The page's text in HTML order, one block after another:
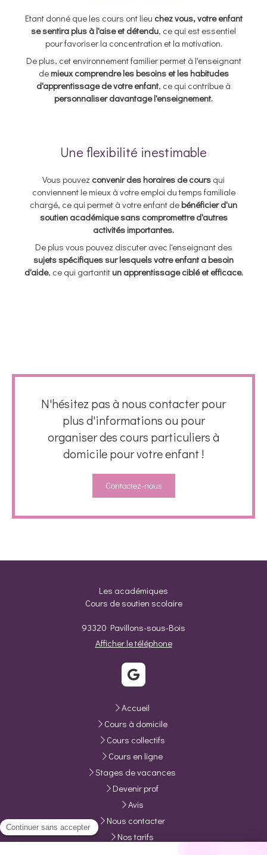
Etant donné que les cours ont lieu chez vous, votre enfant
se sentira plus à l'aise et détendu, ce qui est essentiel
pour favoriser la concentration et la motivation.
De plus, cet environnement familier permet à l'enseignant
de mieux comprendre les besoins et les habitudes
d'apprentissage de votre enfant, ce qui contribue à
personnaliser davantage l'enseignement.
Une flexibilité inestimable
Vous pouvez convenir des horaires de cours qui
conviennent le mieux à votre emploi du temps familiale
chargé, ce qui permet à votre enfant de bénéficier d'un
soutien académique sans compromettre d'autres
activités importantes.
De plus vous pouvez discuter avec l'enseignant des
sujets spécifiques sur lesquels votre enfant a besoin
d'aide, ce qui gartantit un apprentissage ciblé et efficace.
N'hésitez pas à nous contacter pour
plus d'informations ou pour
organiser des cours particuliers à
domicile pour votre enfant !
Contactez-nous
Les académiques
Cours de soutien scolaire
93320 Pavillons-sous-Bois
Afficher le téléphone
Accueil
Cours à domicile
Cours collectifs
Cours en ligne
Stages de vacances
Devenir prof
Avis
Nous contacter
Nos tarifs